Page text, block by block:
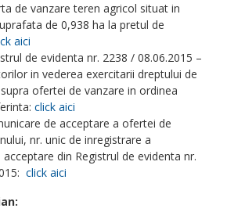
de vanzare teren agricol situat in
de 0,938 ha la pretul de
aici
de evidenta nr. 2238 / 08.06.2015 –
in vederea exercitarii dreptului de
ofertei de vanzare in ordinea
click aici
de acceptare a ofertei de
nr. unic de inregistrare a
din Registrul de evidenta nr.
click aici